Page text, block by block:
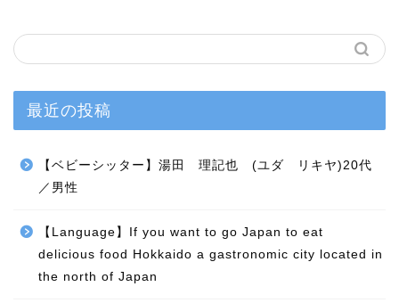
最近の投稿
【ベビーシッター】湯田 理記也 (ユダ リキヤ)20代
／男性
【Language】If you want to go Japan to eat
delicious food Hokkaido a gastronomic city located in
the north of Japan